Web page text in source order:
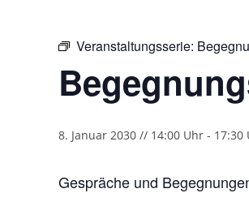
Veranstaltungsserie:
8. Januar 2030 // 14:00 Uhr - 17:30
Gespräche und